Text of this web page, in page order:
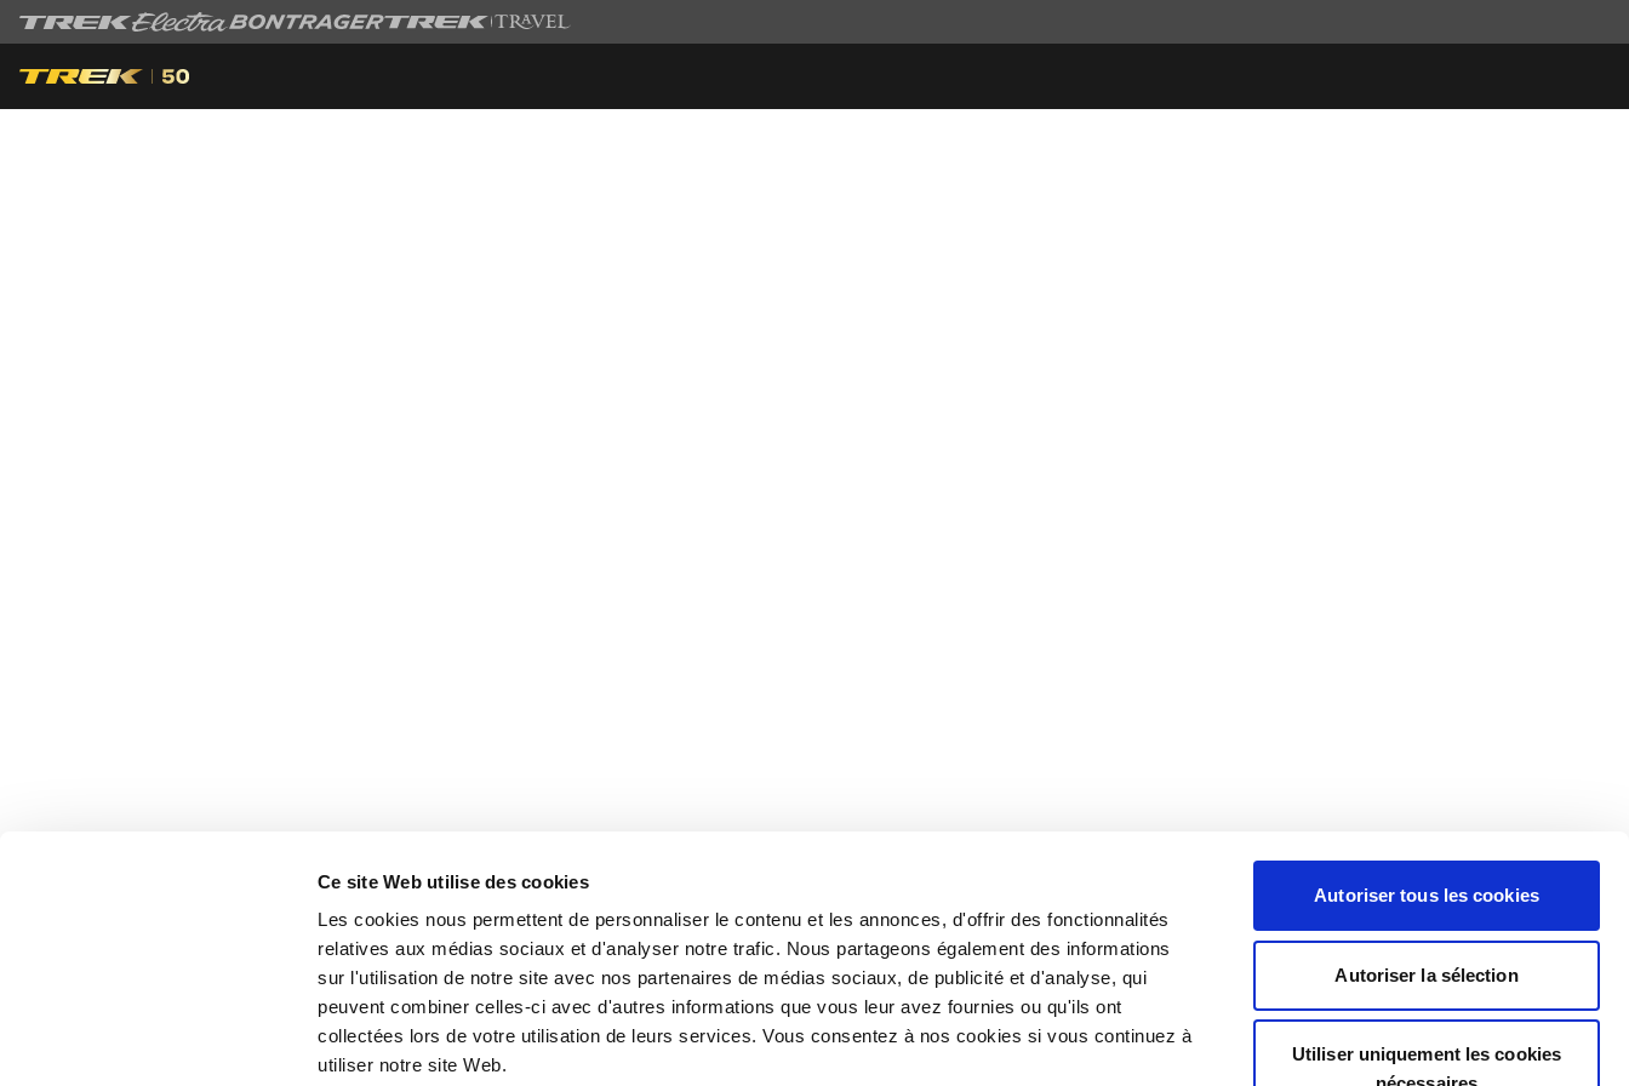
Ce site Web utilise des cookies
Les cookies nous permettent de personnaliser le contenu et les annonces, d'offrir des fonctionnalités
relatives aux médias sociaux et d'analyser notre trafic. Nous partageons également des informations
sur l'utilisation de notre site avec nos partenaires de médias sociaux, de publicité et d'analyse, qui
peuvent combiner celles-ci avec d'autres informations que vous leur avez fournies ou qu'ils ont
collectées lors de votre utilisation de leurs services. Vous consentez à nos cookies si vous continuez à
utiliser notre site Web.
Autoriser tous les cookies
Autoriser la sélection
Utiliser uniquement les cookies